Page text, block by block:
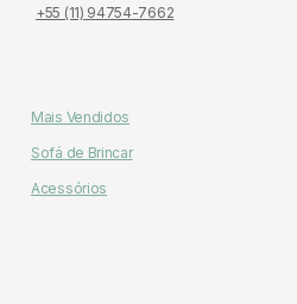
+55 (11) 94754-7662
Mais Vendidos
Sofá de Brincar
Acessórios